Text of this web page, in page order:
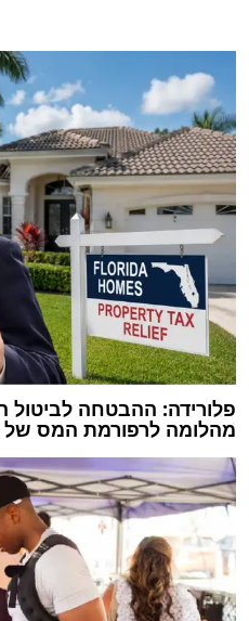
פלורידה: ההבטחה
מהלומה לרפורמת המס של